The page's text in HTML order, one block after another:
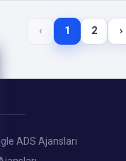
‹ 1 2 ›
ADS Ajansları